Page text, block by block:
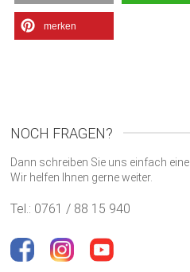
merken
NOCH FRAGEN?
Dann schreiben Sie uns einfach eine
Wir helfen Ihnen gerne weiter.
Tel.: 0761 / 88 15 940